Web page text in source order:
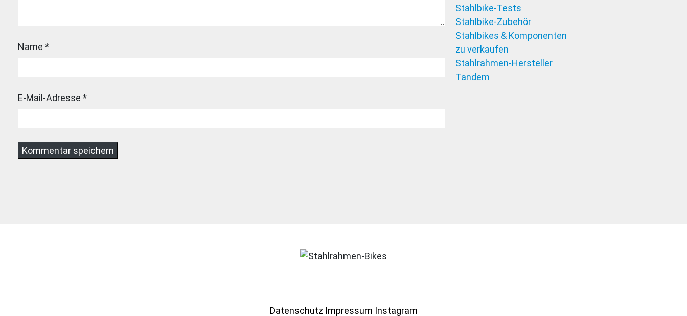
Name *
E-Mail-Adresse *
Stahlbike-Tests
Stahlbike-Zubehör
Stahlbikes & Komponenten
zu verkaufen
Stahlrahmen-Hersteller
Tandem
Datenschutz Impressum Instagram